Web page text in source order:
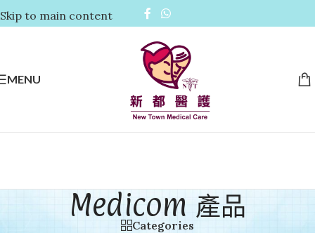
Skip to main content
MENU
Medicom 產品
Categories